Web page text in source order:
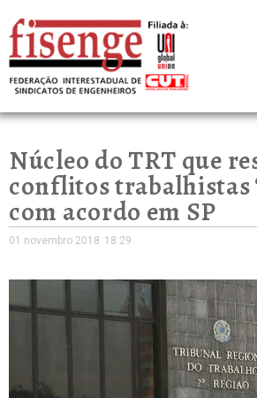
Núcleo do TRT que
conflitos trabalhistas
com acordo em SP
01 novembro 2018 18:29